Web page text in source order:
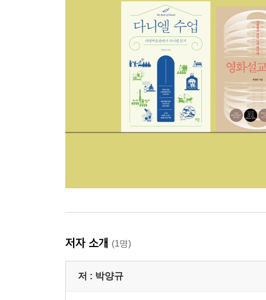
저자 소개 (1명)
저 : 박양규